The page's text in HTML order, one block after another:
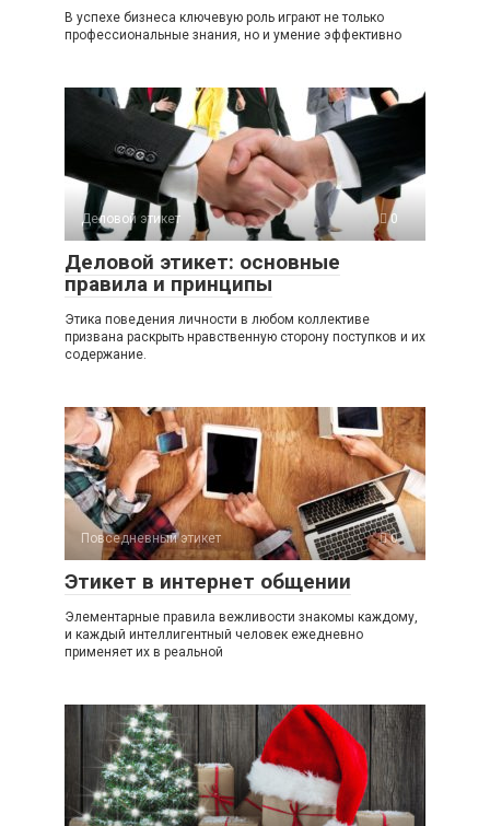
В успехе бизнеса ключевую роль играют не только
профессиональные знания, но и умение эффективно
Деловой этикет 0
Деловой этикет: основные
правила и принципы
Этика поведения личности в любом коллективе
призвана раскрыть нравственную сторону поступков и их
содержание.
Повседневный этикет 0
Этикет в интернет общении
Элементарные правила вежливости знакомы каждому,
и каждый интеллигентный человек ежедневно
применяет их в реальной